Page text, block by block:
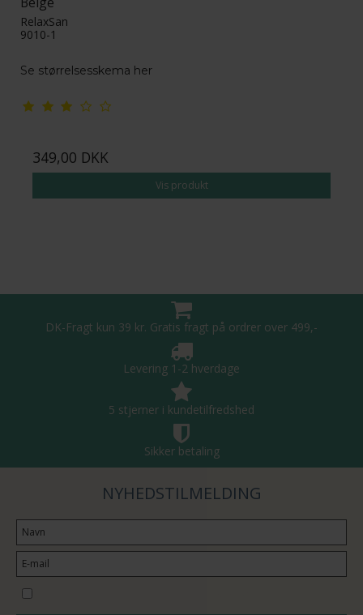
RelaxSan
9010-1
Se størrelsesskema her
349,00 DKK
Vis produkt
DK-Fragt kun 39 kr. Gratis fragt på ordrer over 499,-
Levering 1-2 hverdage
5 stjerner i kundetilfredshed
Sikker betaling
NYHEDSTILMELDING